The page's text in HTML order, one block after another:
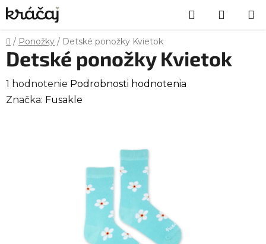
Prejsť
na
obsah
Hľadať
KOŠÍK
Domov
/ Ponožky / Detské ponožky Kvietok
Detské ponožky Kvietok
Priemerné
hodnotenie
1 hodnotenie Podrobnosti hodnotenia
Značka: Fusakle